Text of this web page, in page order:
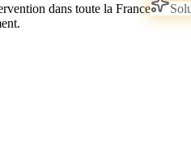
dans toute la France